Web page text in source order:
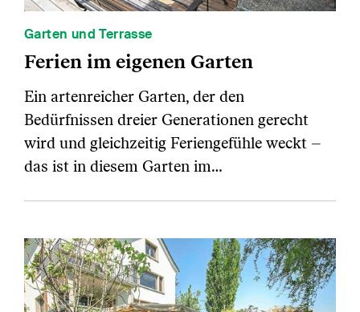
Garten und Terrasse
Ferien im eigenen Garten
Ein artenreicher Garten, der den
Bedürfnissen dreier Generationen gerecht
wird und gleichzeitig Feriengefühle weckt –
das ist in diesem Garten im…